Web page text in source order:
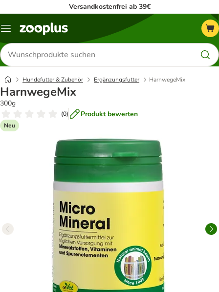
Versandkostenfrei ab 39€
Menü
Produkte
suchen
Hundefutter & Zubehör Ergänzungsfutter HarnwegeMix
HarnwegeMix
300g
(0) Produkt bewerten
Neu